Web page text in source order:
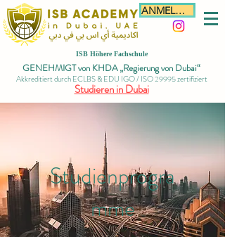
ANMELDEN
ISB Höhere Fachschule
GENEHMIGT von KHDA „Regierung von Dubai“
Akkreditiert durch ECLBS & EDU IGO / ISO 29995 zertifiziert
Studieren in Dubai
Studienprogra
mme